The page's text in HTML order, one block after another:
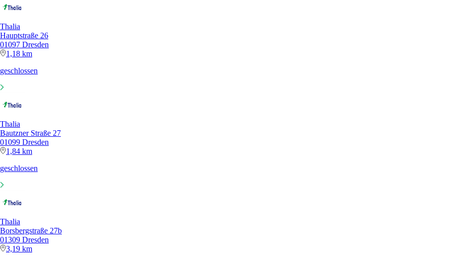
Thalia
Hauptstraße 26
01097 Dresden
1,18 km
geschlossen
Thalia
Bautzner Straße 27
01099 Dresden
1,84 km
geschlossen
Thalia
Borsbergstraße 27b
01309 Dresden
3,19 km